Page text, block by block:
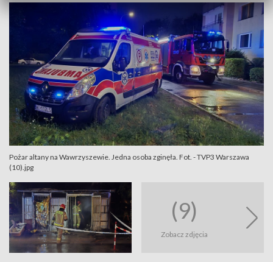
Pożar altany na Wawrzyszewie. Jedna osoba zginęła. Fot. - TVP3 Warszawa
(10).jpg
(9)
Zobacz zdjęcia